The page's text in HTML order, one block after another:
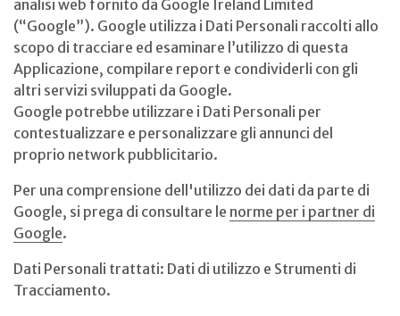
analisi web fornito da Google Ireland Limited
(“Google”). Google utilizza i Dati Personali raccolti allo
scopo di tracciare ed esaminare l’utilizzo di questa
Applicazione, compilare report e condividerli con gli
altri servizi sviluppati da Google.
Google potrebbe utilizzare i Dati Personali per
contestualizzare e personalizzare gli annunci del
proprio network pubblicitario.
Per una comprensione dell'utilizzo dei dati da parte di
Google, si prega di consultare le norme per i partner di
Google.
Dati Personali trattati: Dati di utilizzo e Strumenti di
Tracciamento.